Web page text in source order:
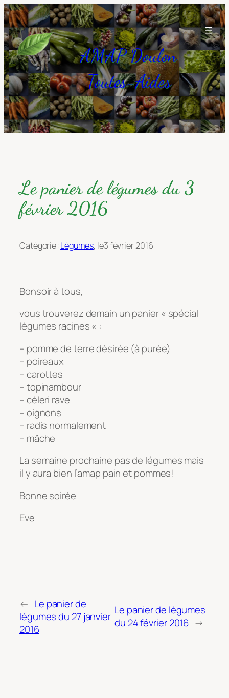
Aller
au
contenu
AMAP Doulon
Toutes-Aides
Le panier de légumes du 3
février 2016
Catégorie :Légumes, le3 février 2016
Bonsoir à tous,
vous trouverez demain un panier « spécial
légumes racines « :
– pomme de terre désirée (à purée)
– poireaux
– carottes
– topinambour
– céleri rave
– oignons
– radis normalement
– mâche
La semaine prochaine pas de légumes mais
il y aura bien l’amap pain et pommes!
Bonne soirée
Eve
← Le panier de
légumes du 27 janvier
2016
Le panier de légumes
du 24 février 2016 →